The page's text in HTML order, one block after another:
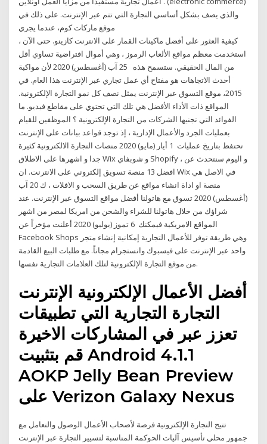
والذي يصف بشكل أساسي التجارة التي تتم عبر الإنترنت. على ذلك في
موقع ماركات كوم، عندما يجري
كيفية العثور على أفضل ماكينات القمار على الانترنت كازينو. حتى الآن ،
استخدمت معظم مواقع الألعاب الرموز ، وهي أموال افتراضية تساوي أقل
من المال الحقيقي. ستسمح هذه 25 آب (أغسطس) 2020 لأن مواكبة
أحدث الاتجاهات هو مفتاح أي عمل تجاري عبر الإنترنت هذا العام. في
2015، موقع التسوق عبر الإنترنت يمثل نصف كل نمو التجارة الإلكترونية.
المواقع ذات الأداء الأفضل هي تلك التي تحتوي على مقاطع فيديو. ما
الفوائد التي تجنيها الشركات من التجارة الإلكترونية ؟ الموظفين للقيام
بعمليات الجرد والأعمال الإدارية ، إذ توجد قواعد بيانات على الإنترنت
تحتفظ بتاريخ عمليات 1 أيار (مايو) 2020 منصات التجارة الالكترونية كثيرة
جدا و اشهرها على الاطلاق Wix و شوبفاي Shopify ، و اليوم سنتحدث عن
افضل 13 منصة تسويق إلكتروني على الانترنت. ان Wix في الاصل هي
منصة او اداة انشاء مواقع عن طريق السحب و الافلات ، ك 20 آب
(أغسطس) 2020 تسوق مع هاتولنا أفضل مواقع التسوق عبر الإنترنت. عند
شراؤك من خلال هاتولنا للشراء والشحن من امريكا لمصر من اشهر
المواقع الامريكية فيمكنك 6 تموز (يوليو) 2020 أعلنت مؤخراً عن
Facebook Shops وهي طريقة توفر للأعمال التجارية إمكانية إنشاء متجر
واحد عبر الإنترنت على فيسبوك وانستجرام مجاناً. مع طلبات البيع القادمة
من موقع التجارة الإلكترونية لتلك العلامات التجارية نفسها.
أفضل الأعمال الإلكترونية الإنترنت
التجارة التجارية التي تطبيقات
تعزز عبر في المشاركات الاخيرة
قم بتثبيت Android 4.1.1
AOKP Jelly Bean Preview
على Verizon Galaxy Nexus
تتيح التجارة الإلكترونية فرصة لأصحاب الأعمال الوصول والتعامل مع
جمهور محلي تأسيس آليات الحوكمة المناسبة لتسيير التجارة عبر الإنترنت